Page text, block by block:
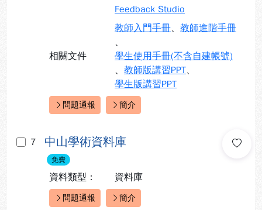
Feedback Studio
相關文件
教師入門手冊、 教師進階手冊
、
學生使用手冊(不含自建帳號)
、 教師版講習PPT、
學生版講習PPT
快速連結：
問題通報 簡介
7 中山學術資料庫
免費
資料類型： 資料庫
快速連結：
問題通報 簡介